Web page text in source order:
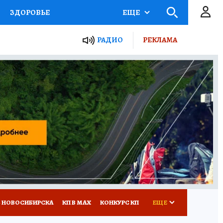
ЗДОРОВЬЕ
Я ЗНАЮ СЕМЬЯ
СЕРИАЛЫ
ВСЕ О КП РАДИО КП
ЕЩЕ
РАДИО РЕКЛАМА
КП В МАХ КОНКУРС КП ЕЩЕ